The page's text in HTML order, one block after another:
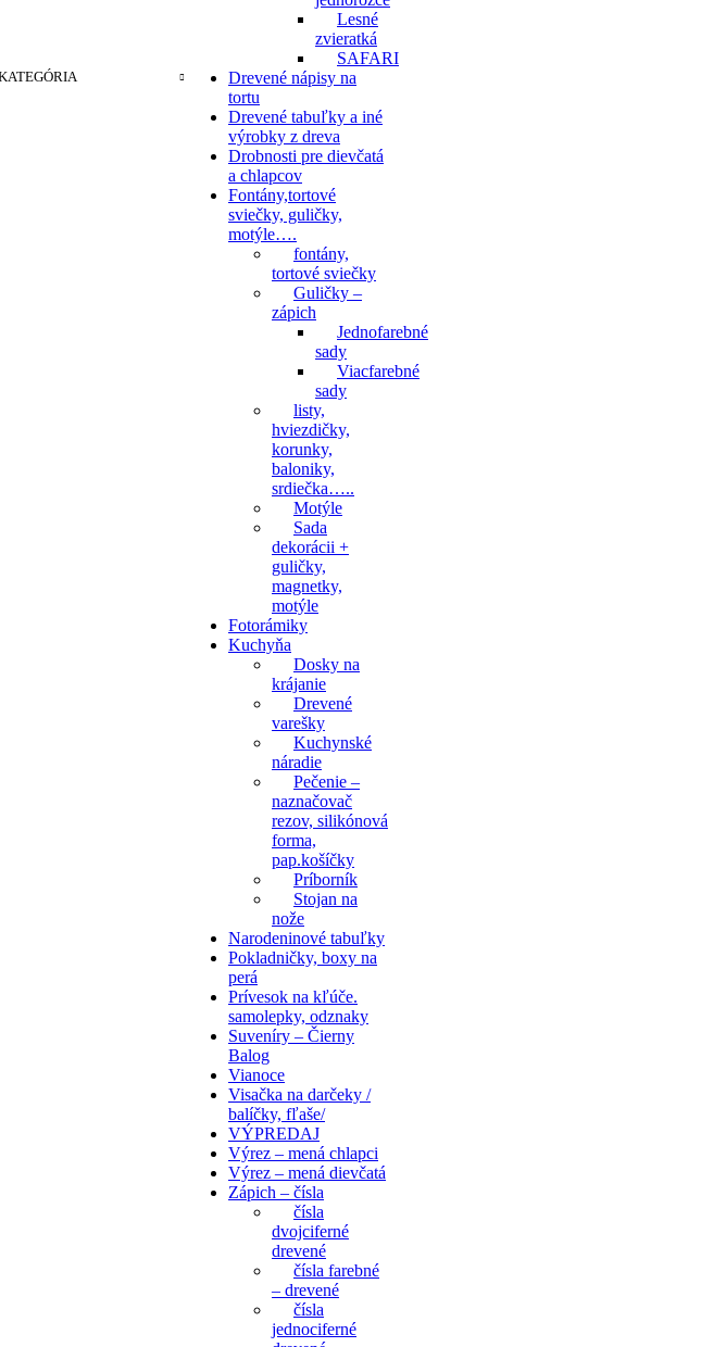
Lesné
zvieratká
SAFARI
Drevené nápisy na
tortu
Drevené tabuľky a iné
výrobky z dreva
Drobnosti pre dievčatá
a chlapcov
Fontány,tortové
sviečky, guličky,
motýle….
fontány,
tortové sviečky
Guličky –
zápich
Jednofarebné
sady
Viacfarebné
sady
listy,
hviezdičky,
korunky,
baloniky,
srdiečka…..
Motýle
Sada
dekorácii +
guličky,
magnetky,
motýle
Fotorámiky
Kuchyňa
Dosky na
krájanie
Drevené
varešky
Kuchynské
náradie
Pečenie –
naznačovač
rezov, silikónová
forma,
pap.košíčky
Príborník
Stojan na
nože
Narodeninové tabuľky
Pokladničky, boxy na
perá
Prívesok na kľúče.
samolepky, odznaky
Suveníry – Čierny
Balog
Vianoce
Visačka na darčeky /
balíčky, fľaše/
VÝPREDAJ
Výrez – mená chlapci
Výrez – mená dievčatá
Zápich – čísla
čísla
dvojciferné
drevené
čísla farebné
– drevené
čísla
jednociferné